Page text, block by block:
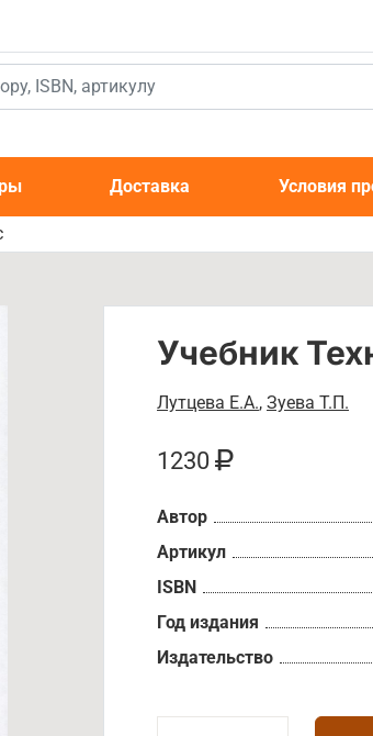
Доставка Условия
Учебник
Лутцева Е.А., Зуева Т.П.
1230
Автор
Артикул
ISBN
Год издания
Издательство